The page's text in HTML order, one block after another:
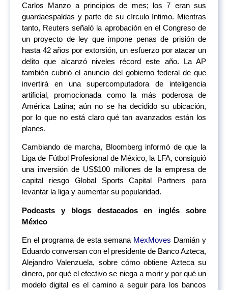
Carlos Manzo a principios de mes; los 7 eran sus
guardaespaldas y parte de su círculo íntimo. Mientras
tanto, Reuters señaló la aprobación en el Congreso de
un proyecto de ley que impone penas de prisión de
hasta 42 años por extorsión, un esfuerzo por atacar un
delito que alcanzó niveles récord este año. La AP
también cubrió el anuncio del gobierno federal de que
invertirá en una supercomputadora de inteligencia
artificial, promocionada como la más poderosa de
América Latina; aún no se ha decidido su ubicación,
por lo que no está claro qué tan avanzados están los
planes.
Cambiando de marcha, Bloomberg informó de que la
Liga de Fútbol Profesional de México, la LFA, consiguió
una inversión de US$100 millones de la empresa de
capital riesgo Global Sports Capital Partners para
levantar la liga y aumentar su popularidad.
Podcasts y blogs destacados en inglés sobre
México
En el programa de esta semana MexMoves Damián y
Eduardo conversan con el presidente de Banco Azteca,
Alejandro Valenzuela, sobre cómo obtiene Azteca su
dinero, por qué el efectivo se niega a morir y por qué un
modelo digital es el camino a seguir para los bancos